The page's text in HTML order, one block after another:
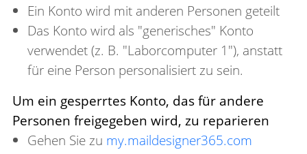
Ein Konto wird mit anderen Personen geteilt
Das Konto wird als "generisches" Konto
verwendet (z. B. "Laborcomputer 1"), anstatt
für eine Person personalisiert zu sein.
Um ein gesperrtes Konto, das für andere
Personen freigegeben wird, zu reparieren
Gehen Sie zu my.maildesigner365.com